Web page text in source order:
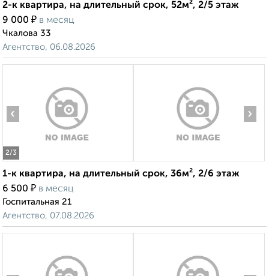
2-к квартира, на длительный срок, 52м², 2/5 этаж
9 000 ₽ в месяц
Чкалова 33
Агентство, 06.08.2026
2/3
‹ ›
1-к квартира, на длительный срок, 36м², 2/6 этаж
6 500 ₽ в месяц
Госпитальная 21
Агентство, 07.08.2026